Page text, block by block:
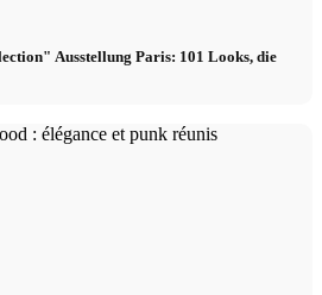
Ausstellung Paris: 101 Looks, die